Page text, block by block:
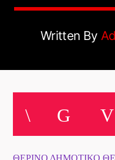
Written By
ΘΕΡΙΝΟ ΔΗΜΟΤΙΚΟ